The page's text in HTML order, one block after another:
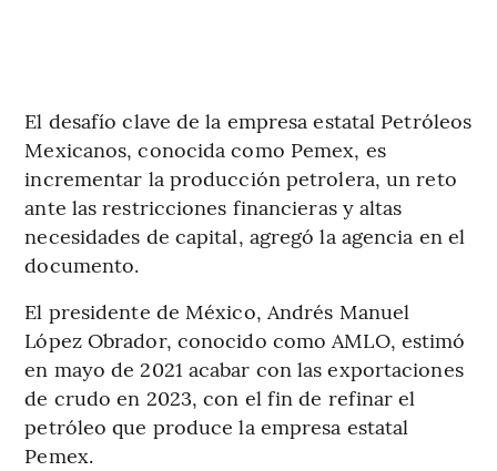
El desafío clave de la empresa estatal Petróleos
Mexicanos, conocida como Pemex, es
incrementar la producción petrolera, un reto
ante las restricciones financieras y altas
necesidades de capital, agregó la agencia en el
documento.
El presidente de México, Andrés Manuel
López Obrador, conocido como AMLO, estimó
en mayo de 2021 acabar con las exportaciones
de crudo en 2023, con el fin de refinar el
petróleo que produce la empresa estatal
Pemex.